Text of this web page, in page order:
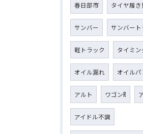
春日部市 タイヤ履き
サンバー サンバート
軽トラック タイミ
オイル漏れ オイルパ
アルト ワゴンR
アイドル不調